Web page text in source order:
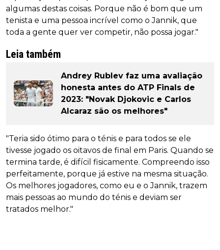
algumas destas coisas. Porque não é bom que um
tenista e uma pessoa incrível como o Jannik, que
toda a gente quer ver competir, não possa jogar."
Leia também
Andrey Rublev faz uma avaliação
honesta antes do ATP Finals de
2023: "Novak Djokovic e Carlos
Alcaraz são os melhores"
"Teria sido ótimo para o ténis e para todos se ele
tivesse jogado os oitavos de final em Paris. Quando se
termina tarde, é difícil fisicamente. Compreendo isso
perfeitamente, porque já estive na mesma situação.
Os melhores jogadores, como eu e o Jannik, trazem
mais pessoas ao mundo do ténis e deviam ser
tratados melhor."